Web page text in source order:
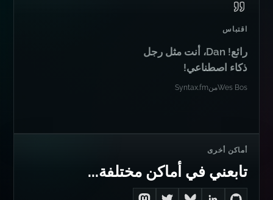
اقتباس
رائع! Dan، أنت مثل رجل
ذكاء اصطناعي!
Wes BosمنSyntax.fm
أماكن أخرى
تابعني في أماكن مختلفة...